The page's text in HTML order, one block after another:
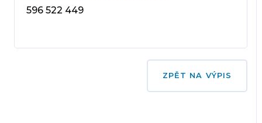
596 522 449
ZPĚT NA VÝPIS